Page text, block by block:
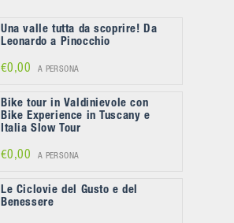
Una valle tutta da scoprire! Da
Leonardo a Pinocchio
€0,00 A PERSONA
Bike tour in Valdinievole con
Bike Experience in Tuscany e
Italia Slow Tour
€0,00 A PERSONA
Le Ciclovie del Gusto e del
Benessere